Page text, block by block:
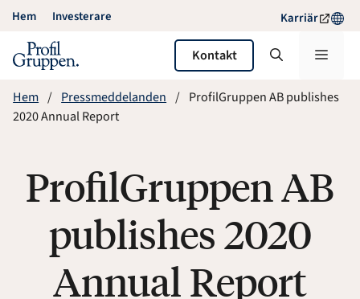
Hoppa
innehåll
Hem Investerare Karriär
Kontakt Meny
Hem Pressmeddelanden
ProfilGruppen AB publishes
2020 Annual Report
ProfilGruppen AB
publishes 2020
Annual Report